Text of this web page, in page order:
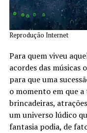
Reprodução Internet
Para quem viveu
acordes das músicas
para que uma
o momento em que
brincadeiras,
um universo lúdico
fantasia podia, de